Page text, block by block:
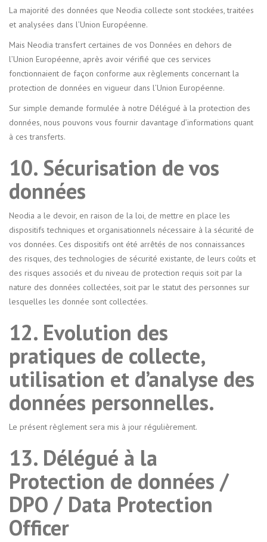
La majorité des données que Neodia collecte sont stockées, traitées
et analysées dans l’Union Européenne.
Mais Neodia transfert certaines de vos Données en dehors de
l’Union Européenne, après avoir vérifié que ces services
fonctionnaient de façon conforme aux règlements concernant la
protection de données en vigueur dans l’Union Européenne.
Sur simple demande formulée à notre Délégué à la protection des
données, nous pouvons vous fournir davantage d’informations quant
à ces transferts.
10. Sécurisation de vos
données
Neodia a le devoir, en raison de la loi, de mettre en place les
dispositifs techniques et organisationnels nécessaire à la sécurité de
vos données. Ces dispositifs ont été arrêtés de nos connaissances
des risques, des technologies de sécurité existante, de leurs coûts et
des risques associés et du niveau de protection requis soit par la
nature des données collectées, soit par le statut des personnes sur
lesquelles les donnée sont collectées.
12. Evolution des
pratiques de collecte,
utilisation et d’analyse des
données personnelles.
Le présent règlement sera mis à jour régulièrement.
13. Délégué à la
Protection de données /
DPO / Data Protection
Officer